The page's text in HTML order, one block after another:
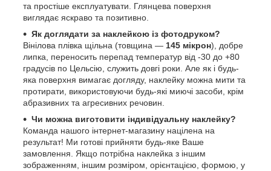
та простіше експлуатувати. Глянцева поверхня
виглядає яскраво та позитивно.
Як доглядати за наклейкою із фотодруком?
Вінілова плівка щільна (товщина — 145 мікрон), добре
липка, переносить перепад температур від -30 до +80
градусів по Цельсію, служить довгі роки. Але як і будь-
яка поверхня вимагає догляду, наклейку можна мити та
протирати, використовуючи будь-які миючі засоби, крім
абразивних та агресивних речовин.
Чи можна виготовити індивідуальну наклейку?
Команда нашого інтернет-магазину націлена на
результат! Ми готові прийняти будь-яке Ваше
замовлення. Якщо потрібна наклейка з іншим
зображенням, іншим розміром, орієнтацією, формою, у